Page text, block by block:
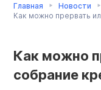
Главная Новости
Как можно прервать
Как можно
собрание